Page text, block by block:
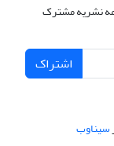
نشریه مشترک
اشتراک
سیناوب